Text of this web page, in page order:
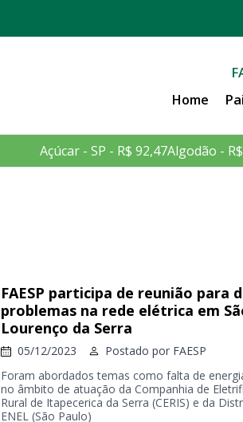
Home
Açúcar - SP - R$ 92,47Algodão -
FAESP participa de reunião para
problemas na rede elétrica em
Lourenço da Serra
05/12/2023 Postado por FAESP
Foram abordados temas como falta de
no âmbito de atuação da Companhia de
Rural de Itapecerica da Serra (CERIS) e da
ENEL (São Paulo)